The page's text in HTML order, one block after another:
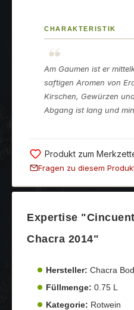
CHARAKTERISTIK
Am Gaumen ist er
saftigen Aromen von
Kirschen, Gewürzen
Abgang ist lang und
Produkt zum
Fragen zu diesem
Expertise
Chacra 2014"
Hersteller: Chacra
Füllmenge: 0.75 L
Kategorie: Rotwein